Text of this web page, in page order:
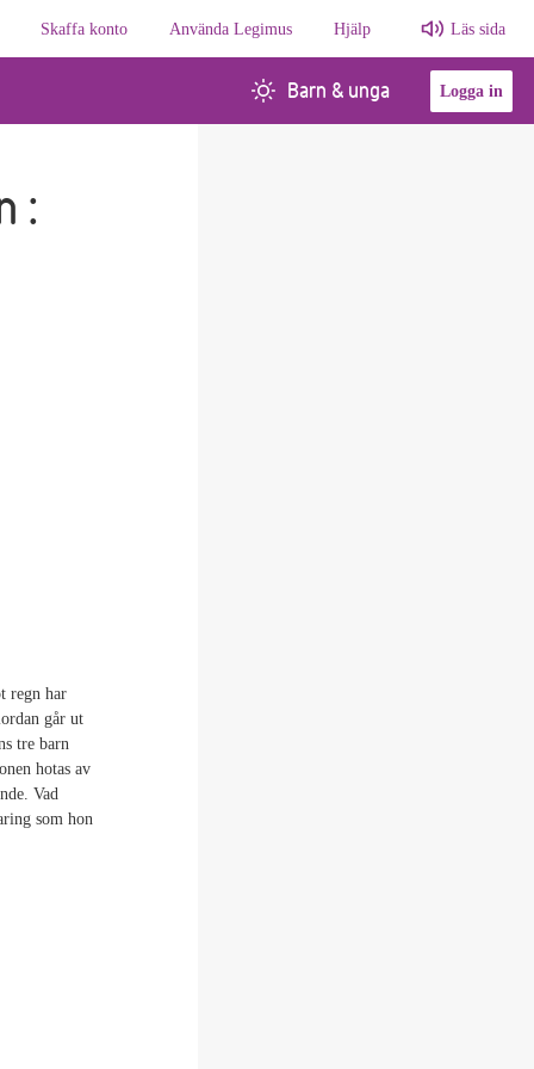
Skaffa konto Använda Legimus Hjälp Läs sida
Barn & unga Logga in
:
regn har
går ut
tre barn
hotas av
Vad
som hon